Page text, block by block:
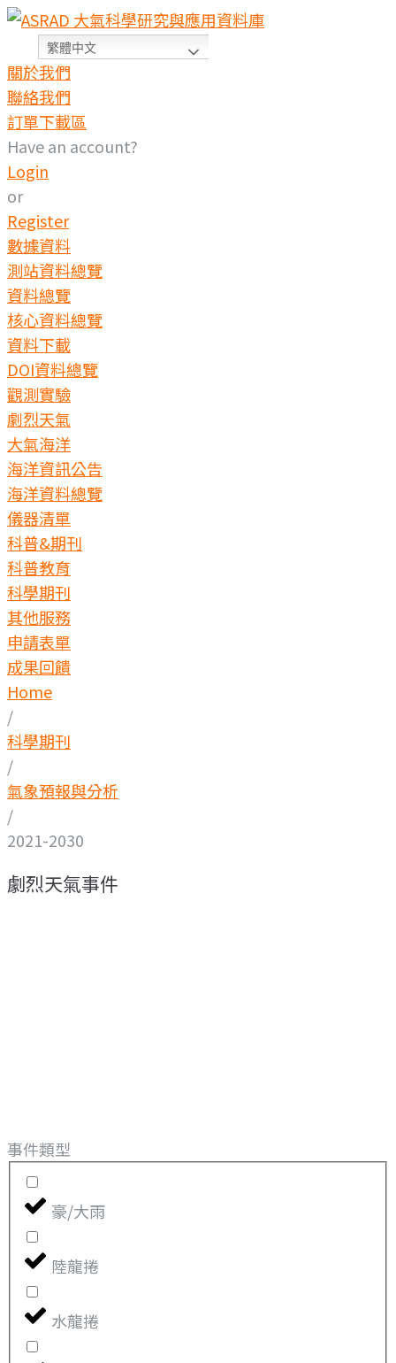
繁體中文
關於我們
聯絡我們
訂單下載區
Have an account?
Login
or
Register
數據資料
測站資料總覽
資料總覽
核心資料總覽
資料下載
DOI資料總覽
觀測實驗
劇烈天氣
大氣海洋
海洋資訊公告
海洋資料總覽
儀器清單
科普&期刊
科普教育
科學期刊
其他服務
申請表單
成果回饋
Home
/
科學期刊
/
氣象預報與分析
/
2021-2030
劇烈天氣事件
事件類型
豪/大雨
陸龍捲
水龍捲